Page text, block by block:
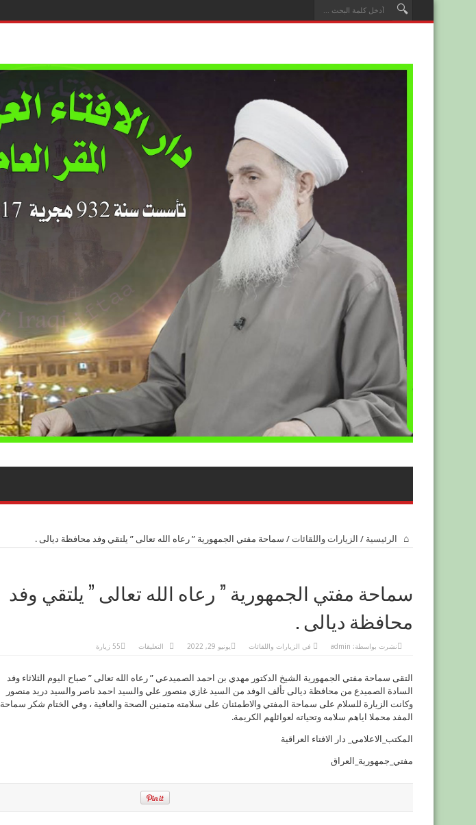
الرئيسية / الزيارات واللقائات / سماحة مفتي الجمهورية ” رعاه الله تعالى ” يلتقي وفد محافظة ديالى .
سماحة مفتي الجمهورية ” رعاه الله تعالى ” يلتقي وفد
محافظة ديالى .
نشرت بواسطة: admin في الزيارات واللقائات يونيو 29, 2022 التعليقات
على
”
رعاه
الله
”
55 زيارة
التقى سماحة مفتي الجمهورية الشيخ الدكتور مهدي بن احمد الصميدعي ” رعاه الله تعالى ” صباح اليوم الثلاثاء ‏وفد
السادة الصميدع من محافظة ديالى تألف الوفد من السيد غازي منصور علي والسيد احمد ناصر والسيد دريد منصور
وكانت الزيارة للسلام على سماحة المفتي والاطمئنان على سلامته متمنين الصحة والعافية ، وفي الختام شكر سماحة
المفد محملا اياهم سلامه وتحياته لعوائلهم الكريمة.
المكتب_الاعلامي_ دار الافتاء العراقية
مفتي_جمهورية_العراق